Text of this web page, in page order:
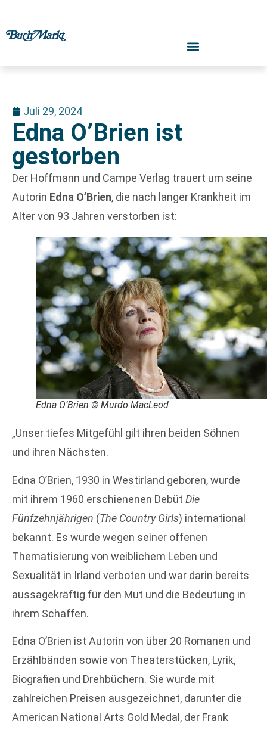
Juli 29, 2024
Edna O’Brien ist
gestorben
Der Hoffmann und Campe Verlag trauert um seine
Autorin Edna O’Brien, die nach langer Krankheit im
Alter von 93 Jahren verstorben ist:
Edna O’Brien © Murdo MacLeod
„Unser tiefes Mitgefühl gilt ihren beiden Söhnen
und ihren Nächsten.
Edna O’Brien, 1930 in Westirland geboren, wurde
mit ihrem 1960 erschienenen Debüt Die
Fünfzehnjährigen (The Country Girls) international
bekannt. Es wurde wegen seiner offenen
Thematisierung von weiblichem Leben und
Sexualität in Irland verboten und war darin bereits
aussagekräftig für den Mut und die Bedeutung in
ihrem Schaffen.
Edna O’Brien ist Autorin von über 20 Romanen und
Erzählbänden sowie von Theaterstücken, Lyrik,
Biografien und Drehbüchern. Sie wurde mit
zahlreichen Preisen ausgezeichnet, darunter die
American National Arts Gold Medal, der Frank